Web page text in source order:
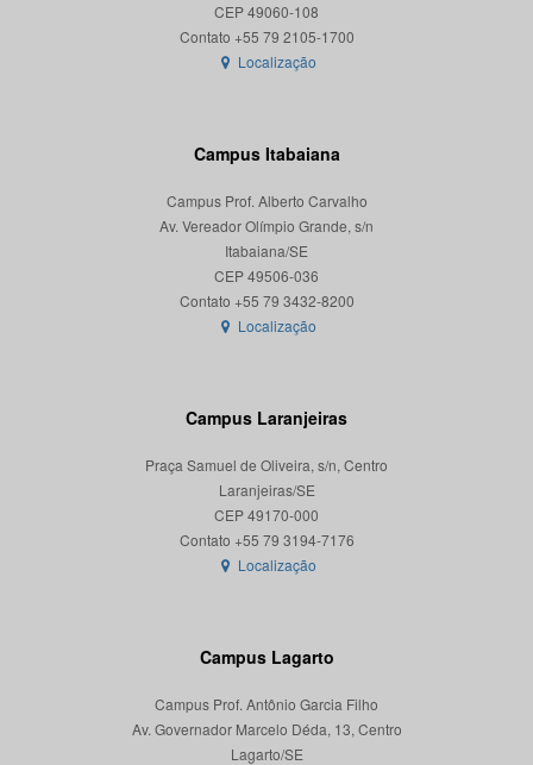
CEP 49060-108
Localização
Campus Itabaiana
Campus Prof. Alberto Carvalho
Av. Vereador Olímpio Grande, s/n
Itabaiana/SE
CEP 49506-036
Localização
Campus Laranjeiras
Praça Samuel de Oliveira, s/n, Centro
Laranjeiras/SE
CEP 49170-000
Localização
Campus Lagarto
Campus Prof. Antônio Garcia Filho
Av. Governador Marcelo Déda, 13, Centro
Lagarto/SE